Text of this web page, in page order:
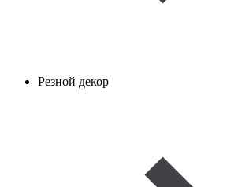
Резной декор